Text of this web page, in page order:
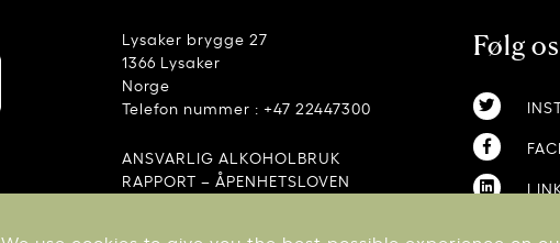
Lysaker brygge 27
1366 Lysaker
Norge
Telefon nummer : +47 22447300
ANSVARLIG ALKOHOLBRUK
RAPPORT – ÅPENHETSLOVEN
Følg